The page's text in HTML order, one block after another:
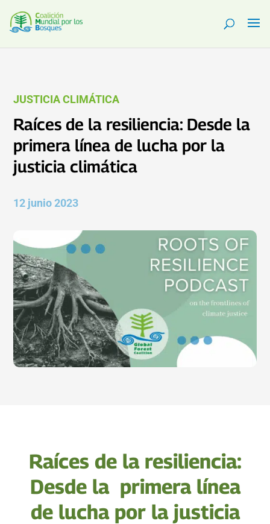
JUSTICIA CLIMÁTICA
Raíces de la resiliencia: Desde la
primera línea de lucha por la
justicia climática
12 junio 2023
Raíces de la resiliencia:
Desde la primera línea
de lucha por la justicia